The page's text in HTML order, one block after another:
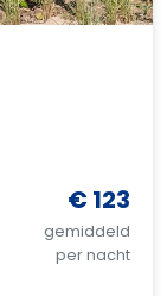
€ 123
gemiddeld
per nacht